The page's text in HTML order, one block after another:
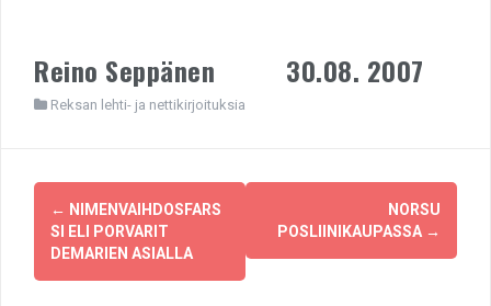
Reino Seppänen 30.08. 2007
Reksan lehti- ja nettikirjoituksia
Post
navigation
← NIMENVAIHDOSFARS
SI ELI PORVARIT
DEMARIEN ASIALLA
NORSU
POSLIINIKAUPASSA →